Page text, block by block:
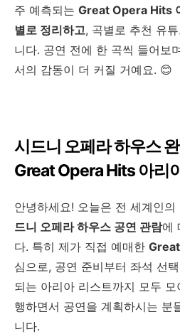
주 예측되는 Great Opera Hits
별로 정리하고, 곡별로 추천 유
니다. 공연 전에 한 곡씩 들어보
서의 감동이 더 커질 거예요. 😊
시드니 오페라 하우스
Great Opera Hits 아리
안녕하세요! 오늘은 전 세계인
드니 오페라 하우스 공연 관람에
다. 특히 제가 직접 예매한
심으로, 공연 준비부터 좌석 선
되는 아리아 리스트까지 모두
행하면서 공연을 계획하시는 분
니다.